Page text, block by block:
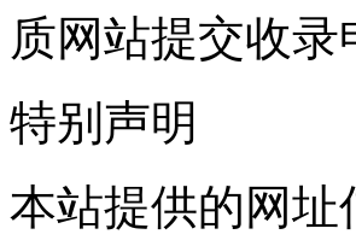
质网站提交收录
特别声明
本站提供的网址